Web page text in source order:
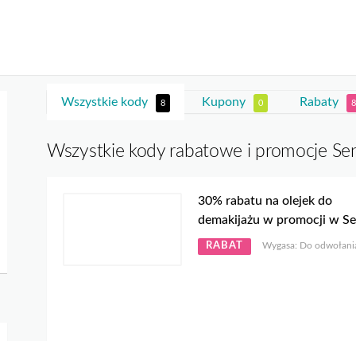
Wszystkie kody 8 Kupony 0 Rabaty 8
Wszystkie kody rabatowe i promocje
30% rabatu na olejek do
demakijażu w promocji w
RABAT Wygasa: Do